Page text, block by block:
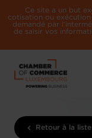
Ce site a un but
cotisation ou
demandé par
de saisir vos
Retour à la liste